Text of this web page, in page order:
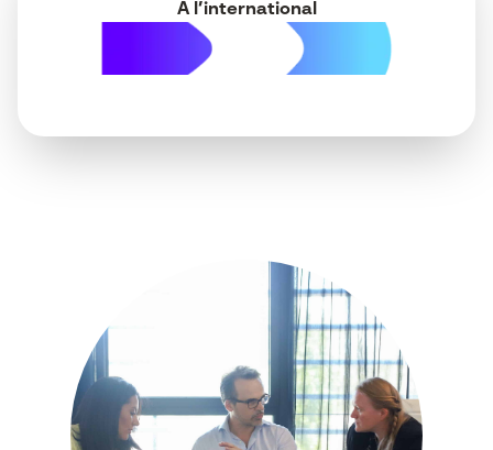
À l’international